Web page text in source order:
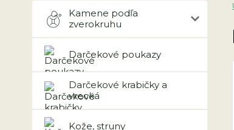
Kamene podľa
zverokruhu
Darčekové poukazy
Darčekové krabičky a
vrecká
Kože, struny